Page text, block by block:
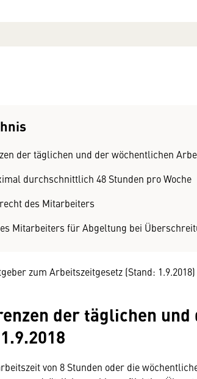
der täglichen und der wöchentlichen
durchschnittlich 48 Stunden pro Woche
des Mitarbeiters
Mitarbeiters für Abgeltung bei
zum Arbeitszeitgesetz (Stand: 1.9.2018)
der täglichen
von 8 Stunden oder die